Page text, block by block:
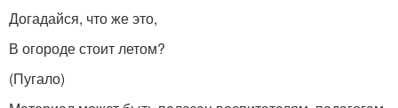
Догадайся, что же это,
В огороде стоит летом?
(Пугало)